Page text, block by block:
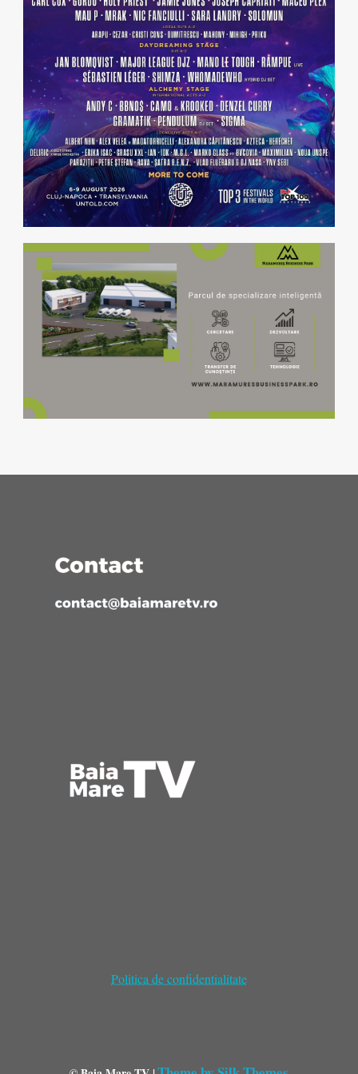
Politica de confidentialitate